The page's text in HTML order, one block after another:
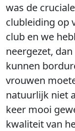
was de
clubleiding op
club en we
neergezet,
kunnen
vrouwen
natuurlijk niet
keer mooi
kwaliteit van